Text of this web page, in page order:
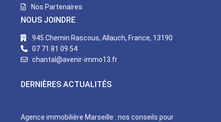
Nos Partenaires
NOUS JOINDRE
945 Chemin Rascous, Allauch, France, 13190
07 71 81 09 54
chantal@avenir-immo13.fr
DERNIÈRES ACTUALITÉS
Agence immobilière Marseille : nos conseils pour